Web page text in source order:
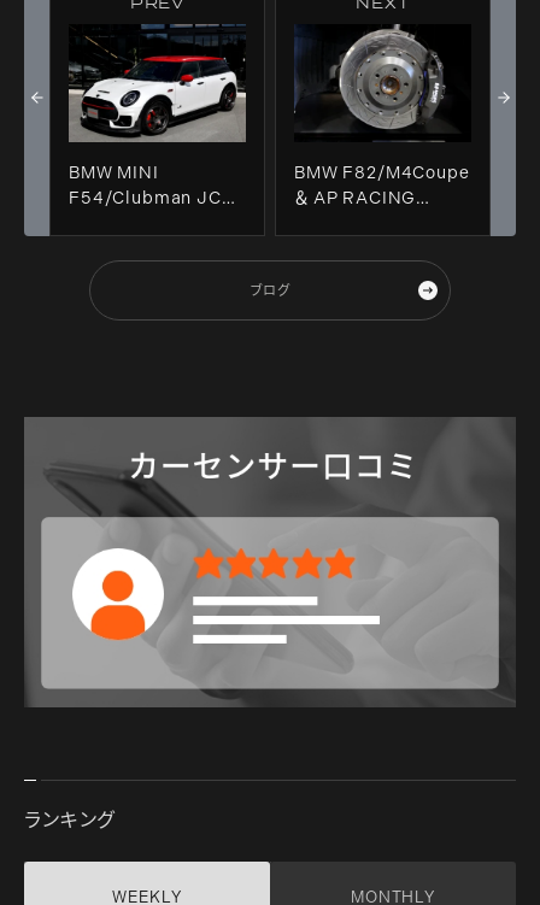
BMW MINI
F54/Clubman JCW
リフレッシュ施工!!
BMW F82/M4Coupe
＆ AP RACING
ブログ
ランキング
WEEKLY MONTHLY